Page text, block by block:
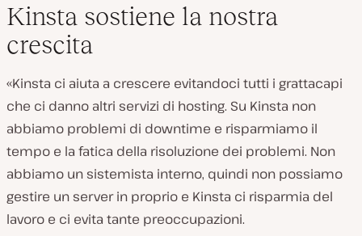
Kinsta sostiene la nostra
crescita
«Kinsta ci aiuta a crescere evitandoci tutti i grattacapi
che ci danno altri servizi di hosting. Su Kinsta non
abbiamo problemi di downtime e risparmiamo il
tempo e la fatica della risoluzione dei problemi. Non
abbiamo un sistemista interno, quindi non possiamo
gestire un server in proprio e Kinsta ci risparmia del
lavoro e ci evita tante preoccupazioni.